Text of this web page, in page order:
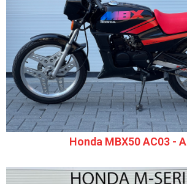
Honda MBX50 AC03 -